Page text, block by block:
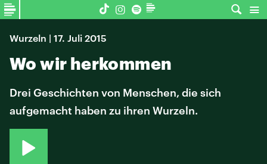
Wurzeln | 17. Juli 2015
Wo wir herkommen
Drei Geschichten von Menschen, die sich
aufgemacht haben zu ihren Wurzeln.